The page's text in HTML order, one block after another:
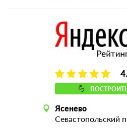
Ясенево
Севастопольский